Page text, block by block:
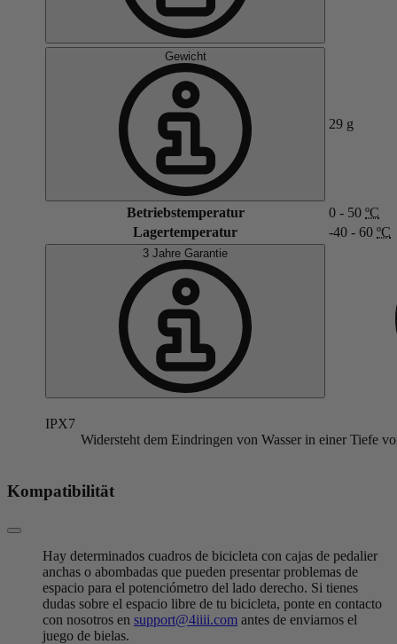
Gewicht
29 g
Betriebstemperatur 0 - 50 ºC
Lagertemperatur
-40 - 60 ºC
3 Jahre Garantie
IPX7
Widersteht dem Eindringen von Wasser in einer Tiefe
Kompatibilität
Hay determinados cuadros de bicicleta con cajas de pedalier
anchas o abombadas que pueden presentar problemas de
espacio para el potenciómetro del lado derecho. Si tienes
dudas sobre el espacio libre de tu bicicleta, ponte en contacto
con nosotros en support@4iiii.com antes de enviarnos el
juego de bielas.